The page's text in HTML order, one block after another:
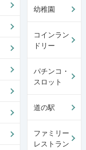
幼稚園
コインラン
ドリー
パチンコ・
スロット
道の駅
ファミリー
レストラン